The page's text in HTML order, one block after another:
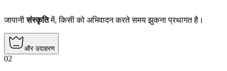
जापानीसंस्कृतिमें, किसी को अभिवादन करते समय झुकना प्रथागत है।
और उदाहरण
02